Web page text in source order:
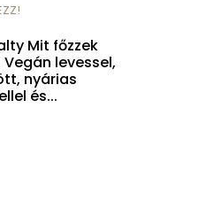
Mit főzzek
Vegán levessel,
nyárias
és...